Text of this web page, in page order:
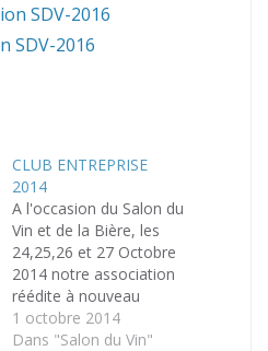
SDV-2016
SDV-2016
CLUB ENTREPRISE
2014
A l'occasion du Salon du
Vin et de la Bière, les
24,25,26 et 27 Octobre
2014 notre association
réédite à nouveau
l'opération "Club
Entreprises Partenaires"
1 octobre 2014
Dans "Salon du Vin"